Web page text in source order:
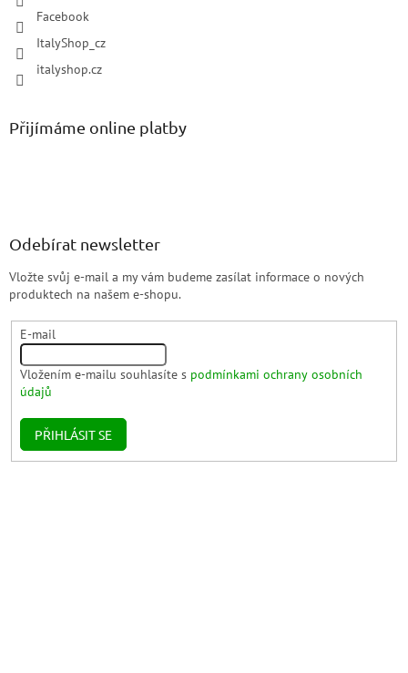
Facebook
ItalyShop_cz
italyshop.cz
Přijímáme online platby
Odebírat newsletter
Vložte svůj e-mail a my vám budeme zasílat informace o nových
produktech na našem e-shopu.
E-mail
Vložením e-mailu souhlasíte s podmínkami ochrany osobních
údajů
PŘIHLÁSIT SE